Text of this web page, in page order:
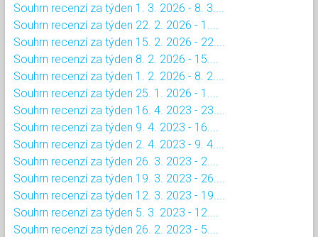
Souhrn recenzí za týden 1. 3. 2026 - 8. 3....
Souhrn recenzí za týden 22. 2. 2026 - 1....
Souhrn recenzí za týden 15. 2. 2026 - 22....
Souhrn recenzí za týden 8. 2. 2026 - 15....
Souhrn recenzí za týden 1. 2. 2026 - 8. 2....
Souhrn recenzí za týden 25. 1. 2026 - 1....
Souhrn recenzí za týden 16. 4. 2023 - 23....
Souhrn recenzí za týden 9. 4. 2023 - 16....
Souhrn recenzí za týden 2. 4. 2023 - 9. 4....
Souhrn recenzí za týden 26. 3. 2023 - 2....
Souhrn recenzí za týden 19. 3. 2023 - 26....
Souhrn recenzí za týden 12. 3. 2023 - 19....
Souhrn recenzí za týden 5. 3. 2023 - 12....
Souhrn recenzí za týden 26. 2. 2023 - 5....